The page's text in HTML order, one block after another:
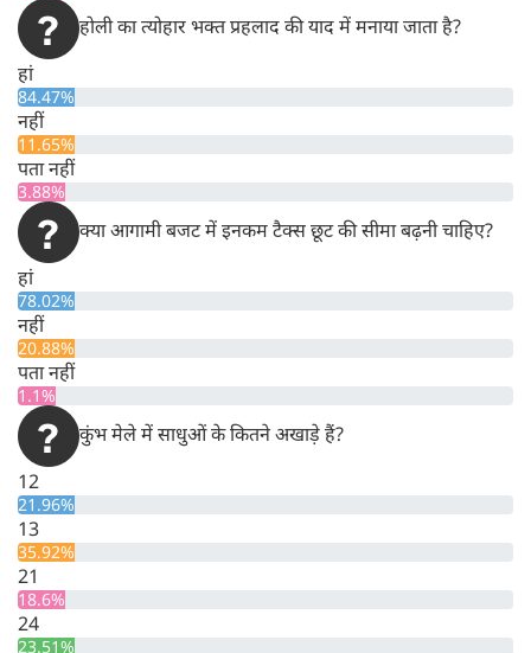
होली का त्योहार भक्त प्रहलाद की याद में मनाया जाता है?
हां
84.47%
नहीं
11.65%
पता नहीं
3.88%
क्या आगामी बजट में इनकम टैक्स छूट की सीमा बढ़नी चाहिए?
हां
78.02%
नहीं
20.88%
पता नहीं
1.1%
कुंभ मेले में साधुओं के कितने अखाड़े हैं?
12
21.96%
13
35.92%
21
18.6%
24
23.51%